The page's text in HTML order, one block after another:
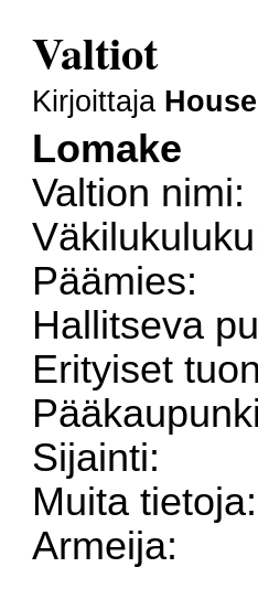
Valtiot
Kirjoittaja
Lomake
Valtion nimi:
Päämies:
Hallitseva
Erityiset
Sijainti:
Muita tietoja:
Armeija: